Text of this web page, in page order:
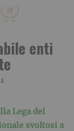
enti
Lega del
svoltosi a